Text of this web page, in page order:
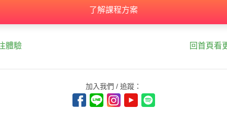
了解課程方案
體驗 回首頁看
加入我們 / 追蹤：